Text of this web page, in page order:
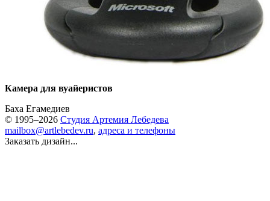
Камера для вуайеристов
Баха Егамедиев
© 1995–2026 Студия Артемия Лебедева
mailbox@artlebedev.ru, адреса и телефоны
Заказать дизайн...